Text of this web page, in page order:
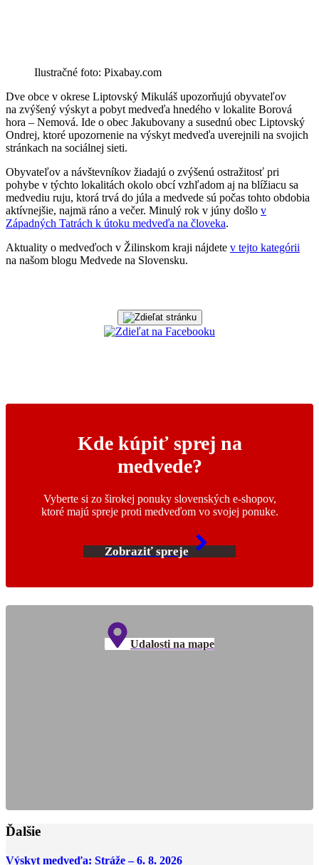
Ilustračné foto: Pixabay.com
Dve obce v okrese Liptovský Mikuláš upozorňujú obyvateľov
na zvýšený výskyt a pobyt medveďa hnedého v lokalite Borová
hora – Nemová. Ide o obec Jakubovany a susednú obec Liptovský
Ondrej, ktoré upozornenie na výskyt medveďa uverejnili na svojich
stránkach na sociálnej sieti.
Obyvateľov a návštevníkov žiadajú o zvýšenú ostražitosť pri
pohybe v týchto lokalitách okolo obcí vzhľadom aj na blížiacu sa
medvediu ruju, ktorá trvá do júla a medvede sú počas tohto obdobia
aktívnejšie, najmä ráno a večer. Minulý rok v júny došlo v
Západných Tatrách k útoku medveďa na človeka.
Aktuality o medveďoch v Žilinskom kraji nájdete v tejto kategórii
na našom blogu Medvede na Slovensku.
Kde kúpiť sprej na
medvede?
Vyberte si zo širokej ponuky slovenských e-shopov,
ktoré majú spreje proti medveďom vo svojej ponuke.
Zobraziť spreje
Udalosti na mape
Ďalšie
Výskyt medveďa: Stráže – 6. 8. 2026